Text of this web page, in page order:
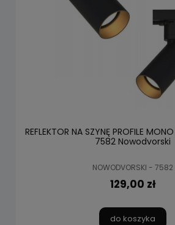
REFLEKTOR NA SZYNĘ PROFILE
7582 Nowodvorski
NOWODVORSKI - 7582
129,00 zł
do koszyka